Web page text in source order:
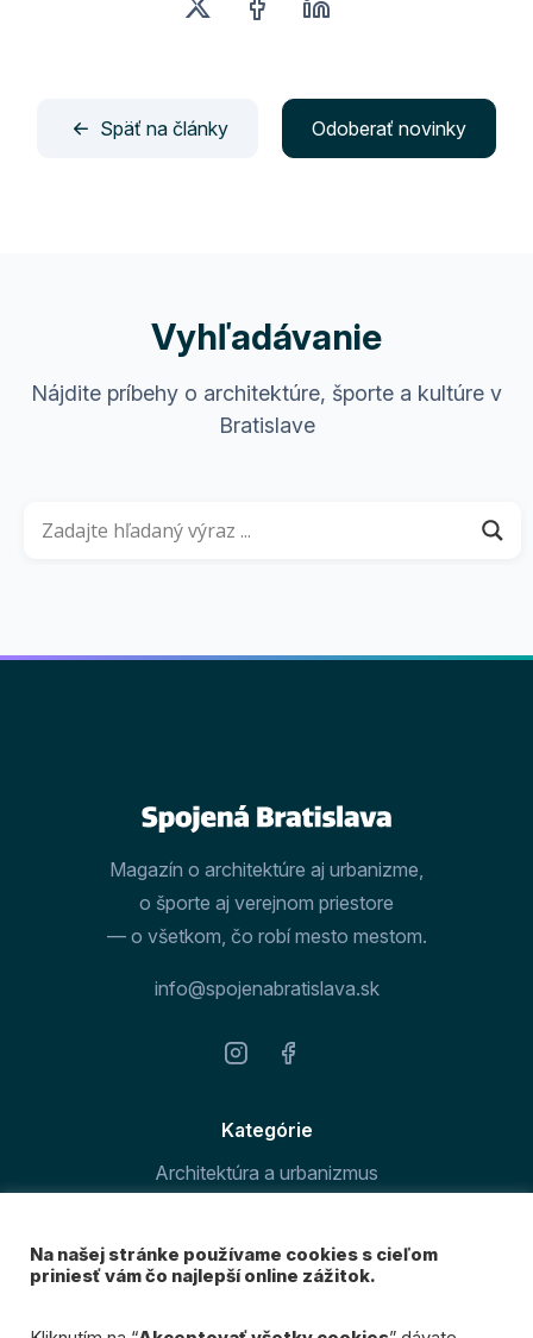
Späť na články Odoberať novinky
Vyhľadávanie
Nájdite príbehy o architektúre, športe a kultúre v
Bratislave
Magazín o architektúre aj urbanizme,
o športe aj verejnom priestore
— o všetkom, čo robí mesto mestom.
info@spojenabratislava.sk
Kategórie
Architektúra a urbanizmus
O magazíne
Na našej stránke používame cookies s cieľom
priniesť vám čo najlepší online zážitok.